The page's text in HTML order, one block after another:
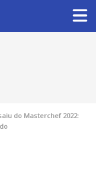
do Masterchef 2022: